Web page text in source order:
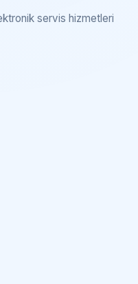
servis hizmetleri